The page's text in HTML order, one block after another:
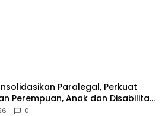
Paralegal, Perkuat
Perempuan, Anak dan Disabilitas
0